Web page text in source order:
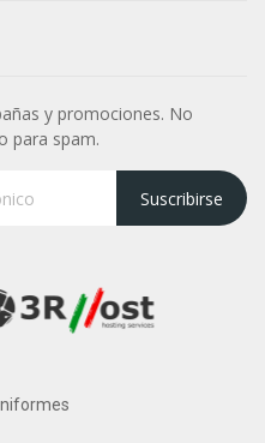
y promociones. No
para spam.
Suscribirse